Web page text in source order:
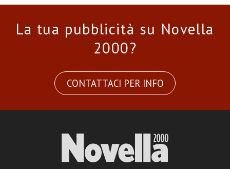
La tua pubblicità su Novella
2000?
CONTATTACI PER INFO